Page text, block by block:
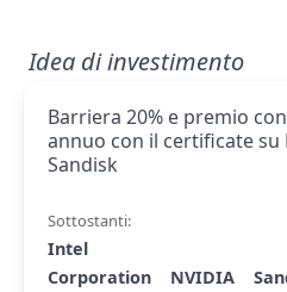
Idea di investimento
Barriera 20% e premio
annuo con il certificate su
Sandisk
Sottostanti:
Intel
Corporation
NVIDIA